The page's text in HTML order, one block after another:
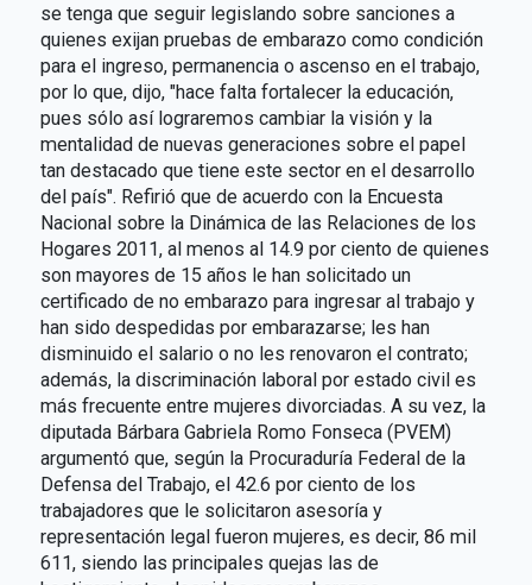
se tenga que seguir legislando sobre sanciones a
quienes exijan pruebas de embarazo como condición
para el ingreso, permanencia o ascenso en el trabajo,
por lo que, dijo, "hace falta fortalecer la educación,
pues sólo así lograremos cambiar la visión y la
mentalidad de nuevas generaciones sobre el papel
tan destacado que tiene este sector en el desarrollo
del país". Refirió que de acuerdo con la Encuesta
Nacional sobre la Dinámica de las Relaciones de los
Hogares 2011, al menos al 14.9 por ciento de quienes
son mayores de 15 años le han solicitado un
certificado de no embarazo para ingresar al trabajo y
han sido despedidas por embarazarse; les han
disminuido el salario o no les renovaron el contrato;
además, la discriminación laboral por estado civil es
más frecuente entre mujeres divorciadas. A su vez, la
diputada Bárbara Gabriela Romo Fonseca (PVEM)
argumentó que, según la Procuraduría Federal de la
Defensa del Trabajo, el 42.6 por ciento de los
trabajadores que le solicitaron asesoría y
representación legal fueron mujeres, es decir, 86 mil
611, siendo las principales quejas las de